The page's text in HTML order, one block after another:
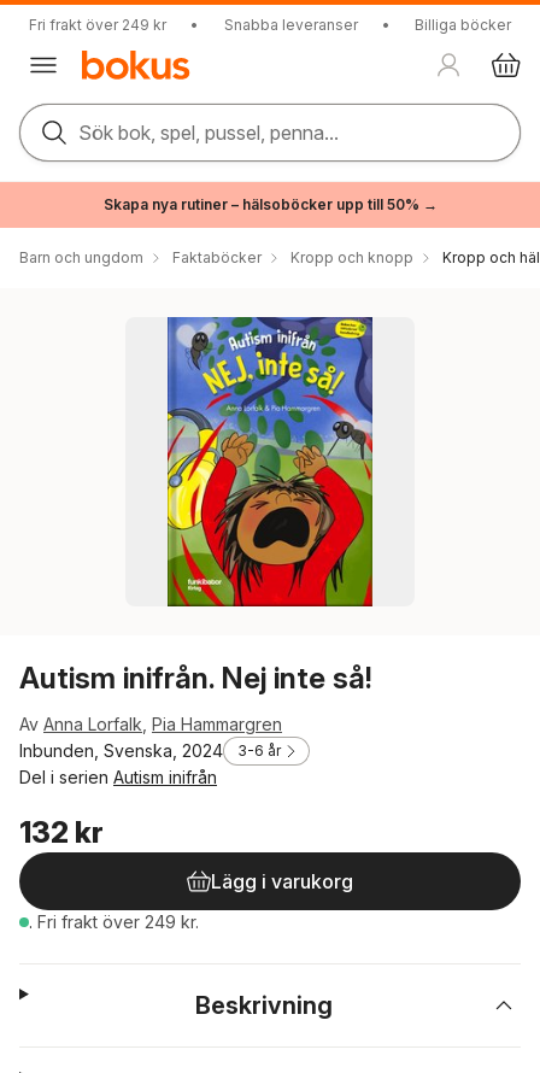
Fri frakt över 249 kr • Snabba leveranser • Billiga böcker
Sök bok, spel, pussel, penna...
Skapa nya rutiner – hälsoböcker upp till 50% →
Barn och ungdom Faktaböcker Kropp och knopp Kropp och
Autism inifrån. Nej inte så!
Av Anna Lorfalk Pia Hammargren
Inbunden, Svenska, 2024
3-6 år
Del i serien Autism inifrån
132 kr
Lägg i varukorg
. Fri frakt över 249 kr.
Beskrivning